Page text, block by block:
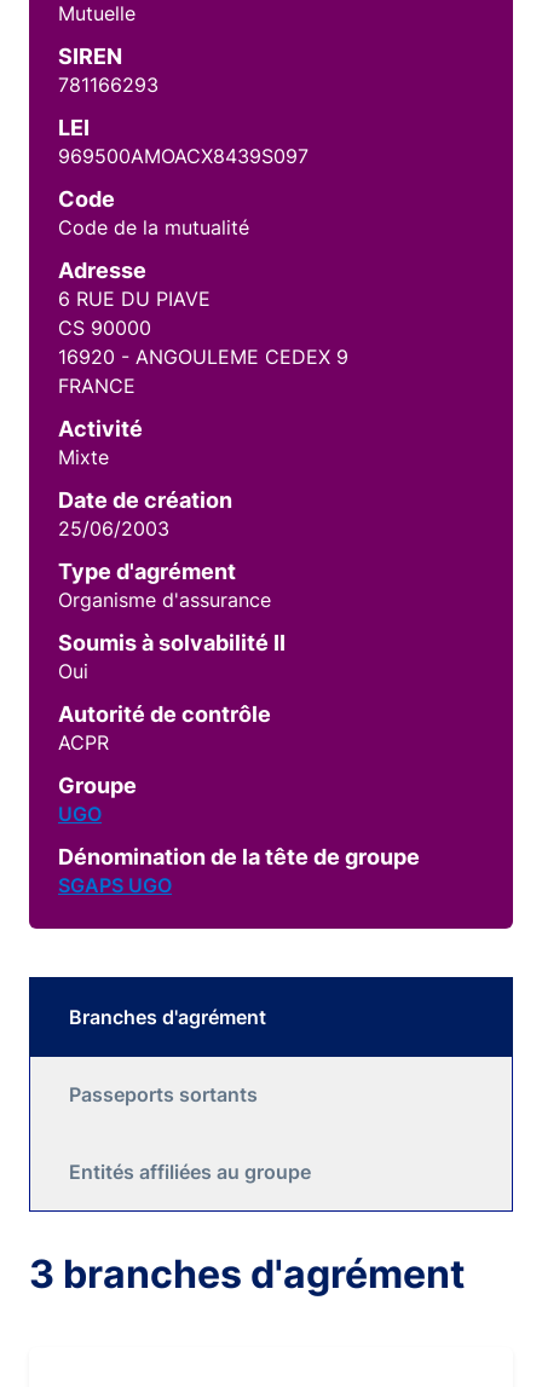
Mutuelle
SIREN
781166293
LEI
969500AMOACX8439S097
Code
Code de la mutualité
Adresse
6 RUE DU PIAVE
CS 90000
16920 - ANGOULEME CEDEX 9
FRANCE
Activité
Mixte
Date de création
25/06/2003
Type d'agrément
Organisme d'assurance
Soumis à solvabilité II
Oui
Autorité de contrôle
ACPR
Groupe
UGO
Dénomination de la tête de groupe
SGAPS UGO
Branches d'agrément
Passeports sortants
Entités affiliées au groupe
3 branches d'agrément